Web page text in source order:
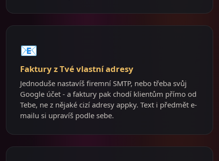
📧
Faktury z Tvé vlastní adresy
Jednoduše nastavíš firemní SMTP, nebo třeba svůj
Google účet - a faktury pak chodí klientům přímo od
Tebe, ne z nějaké cizí adresy appky. Text i předmět e-
mailu si upravíš podle sebe.